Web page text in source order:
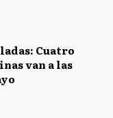
Cuatro
van a las